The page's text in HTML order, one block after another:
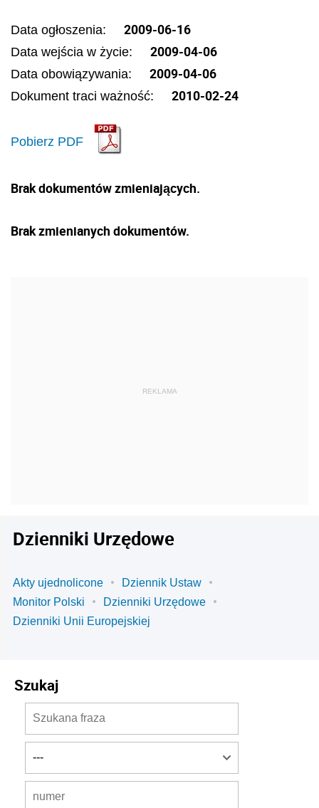
Data ogłoszenia: 2009-06-16
Data wejścia w życie: 2009-04-06
Data obowiązywania: 2009-04-06
Dokument traci ważność: 2010-02-24
Pobierz PDF
Brak dokumentów zmieniających.
Brak zmienianych dokumentów.
Dzienniki Urzędowe
Akty ujednolicone
Dziennik Ustaw
Monitor Polski
Dzienniki Urzędowe
Dzienniki Unii Europejskiej
Szukaj